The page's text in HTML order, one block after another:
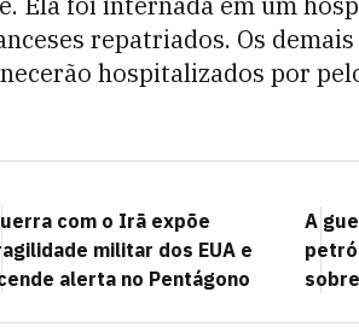
repatriados. Os
hospitalizados por
com o Irã expõe
militar dos EUA e
alerta no Pentágono
A